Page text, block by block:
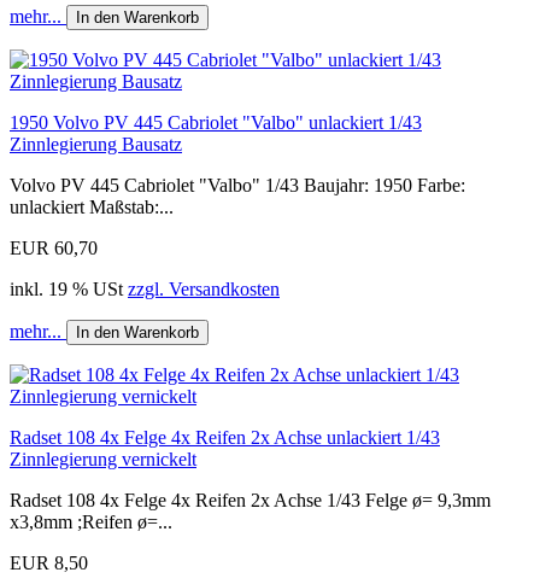
mehr... In den Warenkorb
1950 Volvo PV 445 Cabriolet "Valbo" unlackiert 1/43
Zinnlegierung Bausatz
Volvo PV 445 Cabriolet "Valbo" 1/43 Baujahr: 1950 Farbe:
unlackiert Maßstab:...
EUR 60,70
inkl. 19 % USt zzgl. Versandkosten
mehr... In den Warenkorb
Radset 108 4x Felge 4x Reifen 2x Achse unlackiert 1/43
Zinnlegierung vernickelt
Radset 108 4x Felge 4x Reifen 2x Achse 1/43 Felge ø= 9,3mm
x3,8mm ;Reifen ø=...
EUR 8,50